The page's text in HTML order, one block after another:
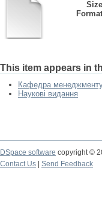
This item appears in
Кафедра
Наукові видання
DSpace software copyright ©
Contact Us
Send Feedback